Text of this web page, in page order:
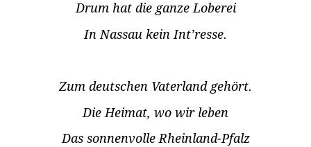
Drum hat die ganze Loberei
In Nassau kein Int’resse.
Zum deutschen Vaterland gehört.
Die Heimat, wo wir leben
Das sonnenvolle Rheinland-Pfalz